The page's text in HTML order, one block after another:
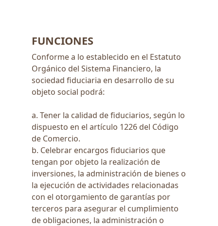
FUNCIONES
Conforme a lo establecido en el Estatuto
Orgánico del Sistema Financiero, la
sociedad fiduciaria en desarrollo de su
objeto social podrá:
a. Tener la calidad de fiduciarios, según lo
dispuesto en el artículo 1226 del Código
de Comercio.
b. Celebrar encargos fiduciarios que
tengan por objeto la realización de
inversiones, la administración de bienes o
la ejecución de actividades relacionadas
con el otorgamiento de garantías por
terceros para asegurar el cumplimiento
de obligaciones, la administración o